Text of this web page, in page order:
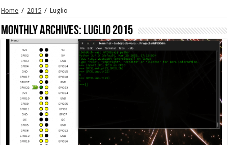
Home / 2015 / Luglio
Monthly Archives: Luglio 2015